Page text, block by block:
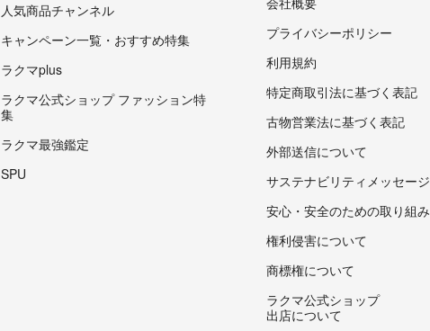
人気商品チャンネル
キャンペーン一覧・おすすめ特集
ラクマplus
ラクマ公式ショップ ファッション特
集
ラクマ最強鑑定
SPU
プライバシーポリシー
利用規約
特定商取引法に基づく表記
古物営業法に基づく表記
外部送信について
サステナビリティメッセージ
安心・安全のための取り組み
権利侵害について
商標権について
ラクマ公式ショップ
出店について